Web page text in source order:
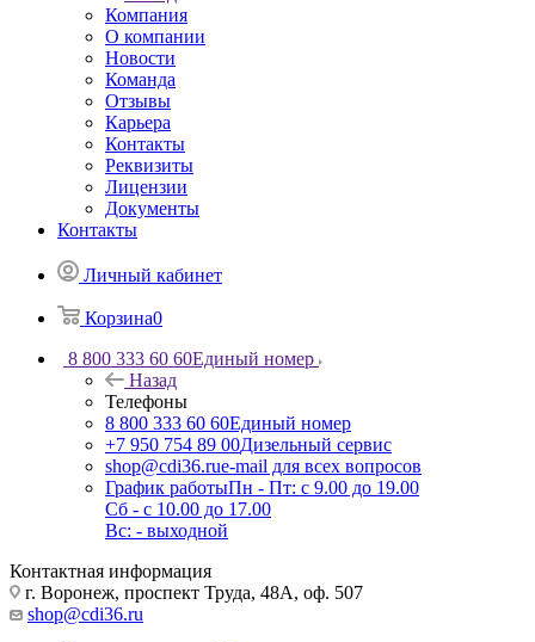
Компания
О компании
Новости
Команда
Отзывы
Карьера
Контакты
Реквизиты
Лицензии
Документы
Контакты
Личный кабинет
Корзина0
8 800 333 60 60Единый номер
Назад
Телефоны
8 800 333 60 60Единый номер
+7 950 754 89 00Дизельный сервис
shop@cdi36.rue-mail для всех вопросов
График работыПн - Пт: с 9.00 до 19.00
Сб - с 10.00 до 17.00
Вс: - выходной
Контактная информация
г. Воронеж, проспект Труда, 48А, оф. 507
shop@cdi36.ru